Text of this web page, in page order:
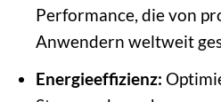
Performance, die von
Anwendern weltweit
Energieeffizienz: